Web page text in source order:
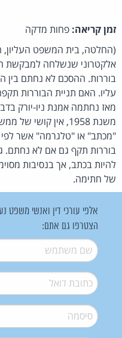
זמן קריאה: פחות מדקה
(החלטה, בית המשפט העליון,
אלקטרוני שנשלחה למבקשת
בוררות. ההסכם לא נחתם בין
עליו. האם תניית הבוררות
מאז נחתמה אמנת ניו-יורק
משנת 1958, אין
"מכתב" או "טלגרמה" אשר לפי
בוררות תקף גם אם לא נחתם.
להיות בכתב, אך בנסיבות
של חתימה.
אלפי עורכי דין ואנשי משפט
הצטרפו גם אתם:
שם משתמש*
דואל*
סיסמה*